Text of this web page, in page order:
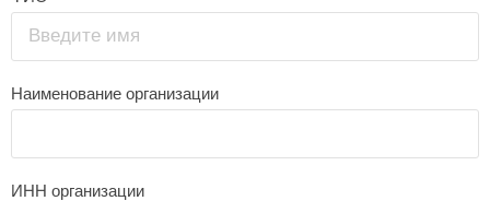
Введите имя
Наименование организации
ИНН организации